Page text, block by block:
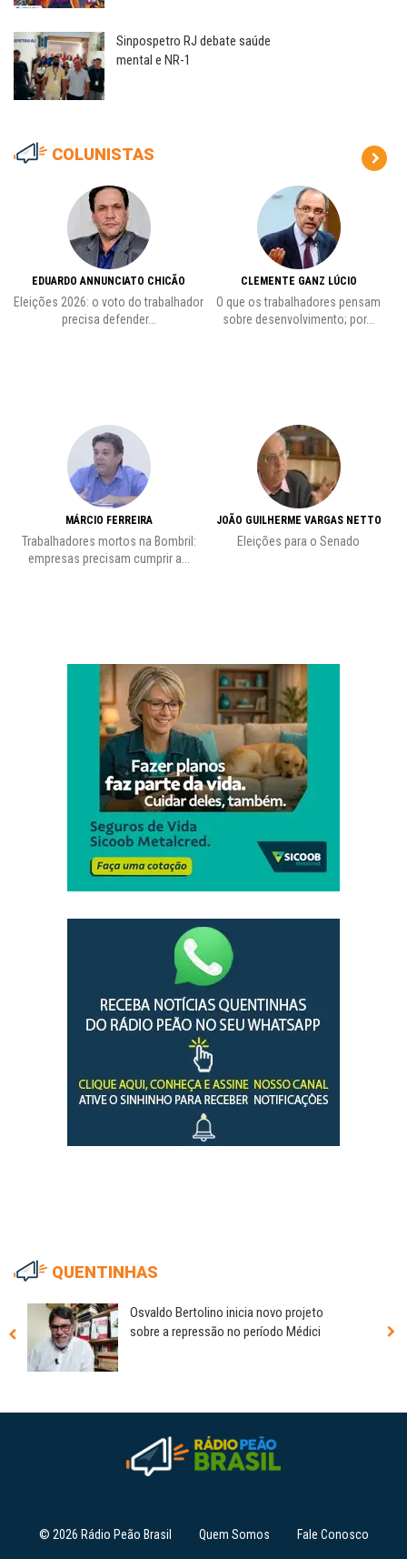
Sinpospetro RJ debate saúde
mental e NR-1
COLUNISTAS
EDUARDO ANNUNCIATO CHICÃO
Eleições 2026: o voto do trabalhador
precisa defender...
MÁRCIO FERREIRA
Trabalhadores mortos na Bombril:
empresas precisam cumprir a...
CLEMENTE GANZ LÚCIO
O que os trabalhadores pensam
sobre desenvolvimento; por...
JOÃO GUILHERME VARGAS NETTO
Eleições para o Senado
QUENTINHAS
Osvaldo Bertolino inicia novo projeto
sobre a repressão no período Médici
© 2026 Rádio Peão Brasil Quem Somos Fale Conosco